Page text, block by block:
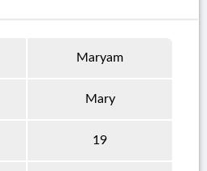
Maryam
Mary
19